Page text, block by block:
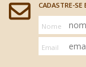
CADASTRE-SE
Nome
Email